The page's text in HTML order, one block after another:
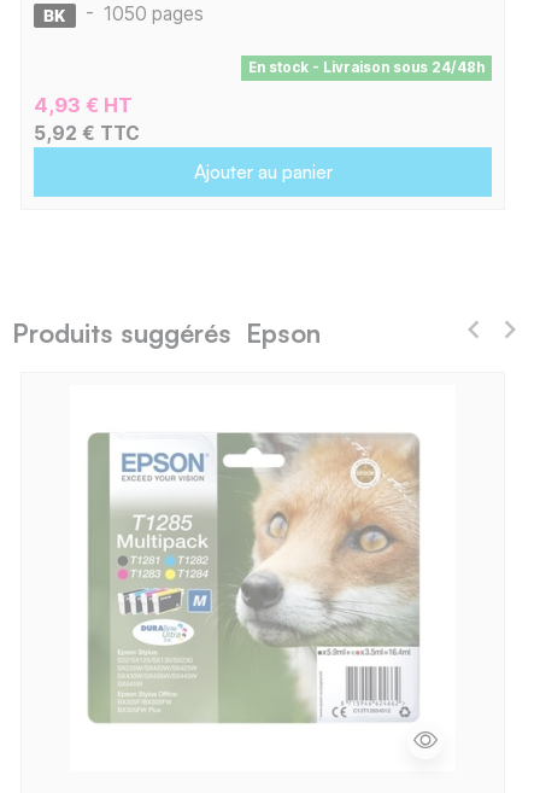
- 1050 pages
En stock - Livraison sous 24/48h
4,93 € HT
5,92 € TTC
Ajouter au panier
Produits suggérés Epson